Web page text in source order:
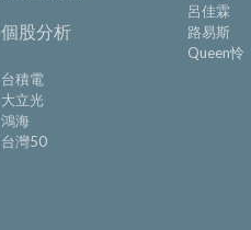
個股分析
台積電
大立光
鴻海
台灣50
呂佳霖
路易斯
Queen怜